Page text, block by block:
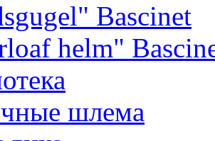
Bascinet
helm"
шлема